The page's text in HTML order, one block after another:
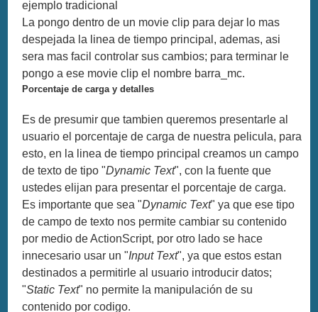
ejemplo tradicional
La pongo dentro de un movie clip para dejar lo mas
despejada la linea de tiempo principal, ademas, asi
sera mas facil controlar sus cambios; para terminar le
pongo a ese movie clip el nombre barra_mc.
Porcentaje de carga y detalles
Es de presumir que tambien queremos presentarle al
usuario el porcentaje de carga de nuestra pelicula, para
esto, en la linea de tiempo principal creamos un campo
de texto de tipo "Dynamic Text", con la fuente que
ustedes elijan para presentar el porcentaje de carga.
Es importante que sea "Dynamic Text" ya que ese tipo
de campo de texto nos permite cambiar su contenido
por medio de ActionScript, por otro lado se hace
innecesario usar un "Input Text", ya que estos estan
destinados a permitirle al usuario introducir datos;
"Static Text" no permite la manipulación de su
contenido por codigo.